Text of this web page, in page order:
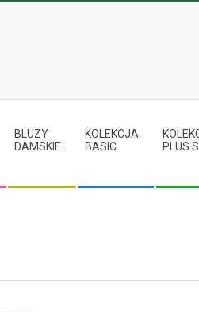
BLUZY
DAMSKIE
KOLEKCJA
BASIC
PLUS